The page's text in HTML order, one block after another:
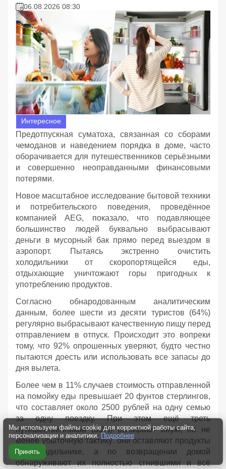
06.08.2026 08:30
Интересное
Предотпускная суматоха, связанная со сборами
чемоданов и наведением порядка в доме, часто
оборачивается для путешественников серьёзными
и совершенно неоправданными финансовыми
потерями.
Новое масштабное исследование бытовой техники
и потребительского поведения, проведённое
компанией AEG, показало, что подавляющее
большинство людей буквально выбрасывают
деньги в мусорный бак прямо перед выездом в
аэропорт. Пытаясь экстренно очистить
холодильники от скоропортящейся еды,
отдыхающие уничтожают горы пригодных к
употреблению продуктов.
Согласно обнародованным аналитическим
данным, более шести из десяти туристов (64%)
регулярно выбрасывают качественную пищу перед
отправлением в отпуск. Происходит это вопреки
тому, что 92% опрошенных уверяют, будто честно
пытаются доесть или использовать все запасы до
дня вылета.
Более чем в 11% случаев стоимость отправленной
на помойку еды превышает 20 фунтов стерлингов,
что составляет около 2500 рублей на одну семью
за одну поездку. При этом ещё треть
путешественников (33%) выбирают иную, но не
менее убыточную тактику: они оставляют продукты
в холодильнике, а по возвращении домой
обнаруживают их полностью сгнившими и всё
Мы используем файлы cookie для корректной работы сайта,
персонализации и аналитики. Подробнее
Принять